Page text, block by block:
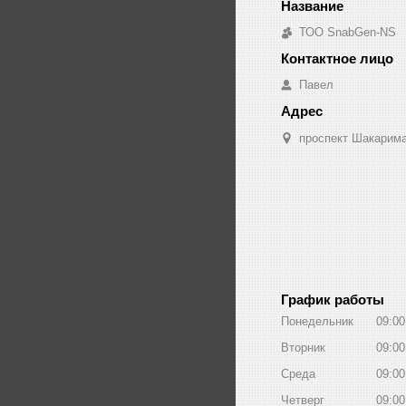
ТОО SnabGen-NS
Павел
проспект
График работы
Понедельник
09:00
Вторник
09:00
Среда
09:00
Четверг
09:00